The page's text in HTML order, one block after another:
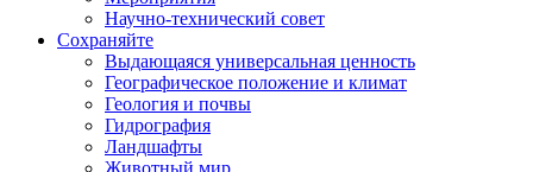
Научно-технический совет
Сохраняйте
Выдающаяся универсальная ценность
Географическое положение и климат
Геология и почвы
Гидрография
Ландшафты
Животный мир